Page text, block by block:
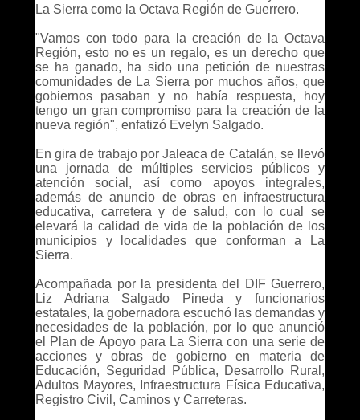
La Sierra como la Octava Región de Guerrero.
"Vamos con todo para la creación de la Octava
Región, esto no es un regalo, es un derecho que
se ha ganado, ha sido una petición de nuestras
comunidades de La Sierra por muchos años, que
gobiernos pasaban y no había respuesta, hoy
tengo un gran compromiso para la creación de la
nueva región", enfatizó Evelyn Salgado.
En gira de trabajo por Jaleaca de Catalán, se llevó
una jornada de múltiples servicios públicos y
atención social, así como apoyos integrales,
además de anuncio de obras en infraestructura
educativa, carretera y de salud, con lo cual se
elevará la calidad de vida de la población de los
municipios y localidades que conforman a La
Sierra.
Acompañada por la presidenta del DIF Guerrero,
Liz Adriana Salgado Pineda y funcionarios
estatales, la gobernadora escuchó las demandas y
necesidades de la población, por lo que anunció
el Plan de Apoyo para La Sierra con una serie de
acciones y obras de gobierno en materia de
Educación, Seguridad Pública, Desarrollo Rural,
Adultos Mayores, Infraestructura Física Educativa,
Registro Civil, Caminos y Carreteras.